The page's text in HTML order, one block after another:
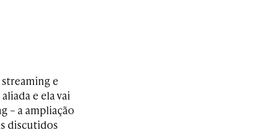
e
e ela vai
– a ampliação
discutidos